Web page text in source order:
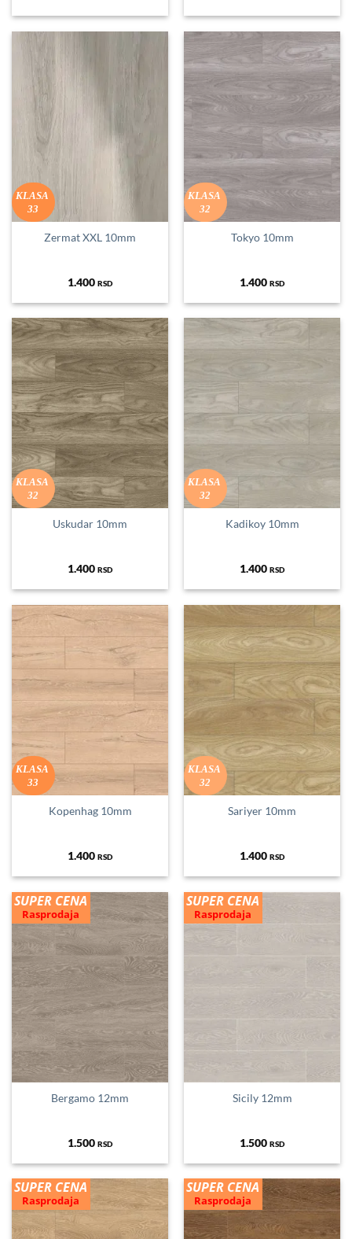
KLASA
33
Zermat XXL 10mm
1.400 RSD
KLASA
32
Tokyo 10mm
1.400 RSD
KLASA
32
Uskudar 10mm
1.400 RSD
KLASA
32
Kadikoy 10mm
1.400 RSD
KLASA
33
Kopenhag 10mm
1.400 RSD
KLASA
32
Sariyer 10mm
1.400 RSD
SUPER CENA
Rasprodaja
Bergamo 12mm
1.500 RSD
SUPER CENA
Rasprodaja
Sicily 12mm
1.500 RSD
SUPER CENA
Rasprodaja
SUPER CENA
Rasprodaja